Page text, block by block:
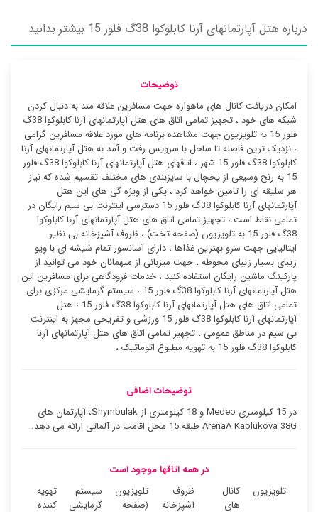
درباره هتل آپارتمانهای آرنا کابلوکوا 38گ فلور 15 بیشتر بدانید
توضیحات
امکان دریافت کانال های ماهواره جهت مسافرین علاقه مند به دنبال کردن
شبکه های خود ، تجهیز تمامی اتاق های هتل آپارتمانهای آرنا کابلوکوا 38گ
فلور 15 به تلویزیون جهت مشاهده برنامه های مورد علاقه مسافرین گرامی
، نزدیک ترین فاصله تا ساحل با سرویس رفت و آمد به هتل آپارتمانهای آرنا
کابلوکوا 38گ فلور 15 شهر ، اتاقهای هتل آپارتمانهای آرنا کابلوکوا 38گ فلور
15 به رنج وسیعی از یخچال با سایزبندی های مختلف تقسیم شده که نیاز
هر سلیقه ای را تامین خواهد کرد ، یکی از ویژه گی های این هتل
آپارتمانهای آرنا کابلوکوا 38گ فلور 15 دسترسی اینترنت بی سیم رایگان در
تمامی نقاط است ، تجهیز تمامی اتاق های هتل آپارتمانهای آرنا کابلوکوا
38گ فلور 15 به تلویزیون (صفحه تخت) ، ظروف آشپزخانه بی نظیر
ایتالیایی جهت سرو بهترین غذاها ، دارای آسانسور تمام شیشه ای با ویو
زیبای بسیار زیبای محوطه ، جهت میزبانی از میهمانان خود می توانید از
پارکینگ ماشین رایگان استفاده کنید ، خدمات فرودگاهی برای مسافرین این
هتل آپارتمانهای آرنا کابلوکوا 38گ فلور 15 ، سیستم گرمایشی مرکزی برای
تمامی اتاق های هتل آپارتمانهای آرنا کابلوکوا 38گ فلور 15 ، هتل
آپارتمانهای آرنا کابلوکوا 38گ فلور 15 ورزشی و تفریحی مجهز به اینترنت
بی سیم در مناطق عمومی ، تجهیز تمامی اتاق های هتل آپارتمانهای آرنا
کابلوکوا 38گ فلور 15 به تهویه مطبوع اتوماتیک ،
توضیحات اضافی
در 15 کیلومتری Medeo و 18 کیلومتری از Shymbulak، آپارتمان های
ArenaA Kablukova 38G طبقه 15 محل اقامت در آلماتی ارائه می دهد.
در همه اتاقها موجود است
تلویزیون
کانال
های
ظروف
آشپزخانه
تلویزیون
(صفحه
سیستم
گرمایشی
تهویه
کننده